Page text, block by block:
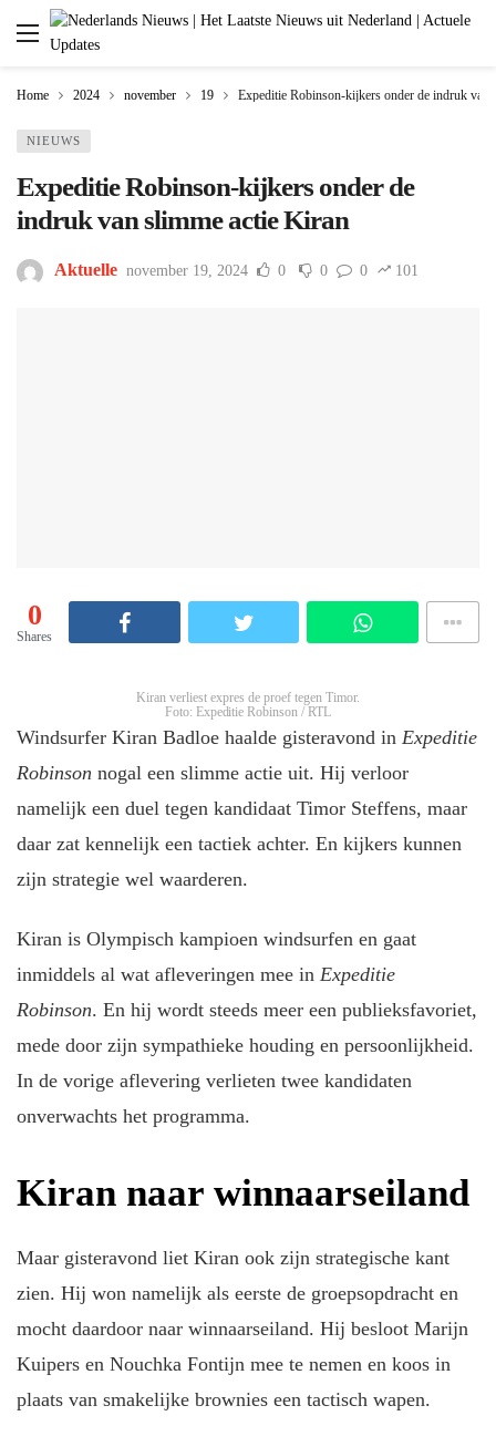
Home 2024 november 19 Expeditie Robinson-kijkers onder de indruk van
NIEUWS
Expeditie Robinson-kijkers onder de
indruk van slimme actie Kiran
Aktuelle november 19, 2024 0 0 0 101
0
Shares
Kiran verliest expres de proef tegen Timor.
Foto: Expeditie Robinson / RTL
Windsurfer Kiran Badloe haalde gisteravond in Expeditie
Robinson nogal een slimme actie uit. Hij verloor
namelijk een duel tegen kandidaat Timor Steffens, maar
daar zat kennelijk een tactiek achter. En kijkers kunnen
zijn strategie wel waarderen.
Kiran is Olympisch kampioen windsurfen en gaat
inmiddels al wat afleveringen mee in Expeditie
Robinson. En hij wordt steeds meer een publieksfavoriet,
mede door zijn sympathieke houding en persoonlijkheid.
In de vorige aflevering verlieten twee kandidaten
onverwachts het programma.
Kiran naar winnaarseiland
Maar gisteravond liet Kiran ook zijn strategische kant
zien. Hij won namelijk als eerste de groepsopdracht en
mocht daardoor naar winnaarseiland. Hij besloot Marijn
Kuipers en Nouchka Fontijn mee te nemen en koos in
plaats van smakelijke brownies een tactisch wapen.